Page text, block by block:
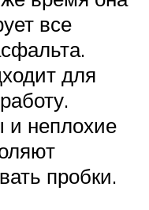
все
для
и неплохие
пробки.